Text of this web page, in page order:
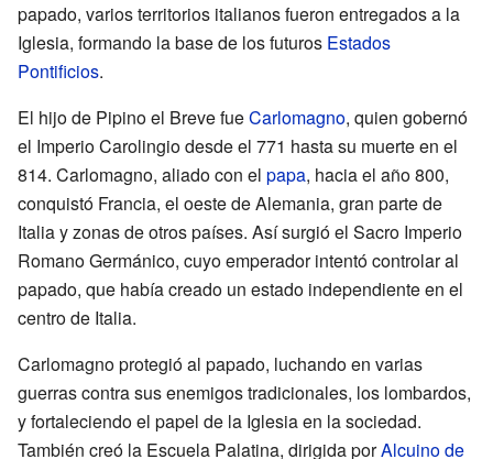
papado, varios territorios italianos fueron entregados a la
Iglesia, formando la base de los futuros Estados
Pontificios.
El hijo de Pipino el Breve fueCarlomagno, quien gobernó
el Imperio Carolingio desde el 771 hasta su muerte en el
814. Carlomagno, aliado con el papa, hacia el año 800,
conquistó Francia, el oeste de Alemania, gran parte de
Italia y zonas de otros países. Así surgió el Sacro Imperio
Romano Germánico, cuyo emperador intentó controlar al
papado, que había creado un estado independiente en el
centro de Italia.
Carlomagno protegió al papado, luchando en varias
guerras contra sus enemigos tradicionales, los lombardos,
y fortaleciendo el papel de la Iglesia en la sociedad.
También creó la Escuela Palatina, dirigida porAlcuino de